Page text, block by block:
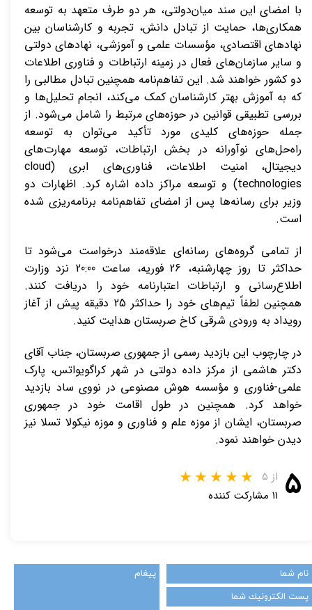
با امضای این سند میان‌دولتی، هر دو طرف متعهد به توسعه
همکاری‌ها، حمایت از تبادل دانش، تجربه و کارشناسان بین
نهادهای اقتصادی، مؤسسات علمی و آموزشی، نهادهای دولتی
و سایر سازمان‌های فعال در زمینه ارتباطات و فناوری اطلاعات
دو کشور خواهند شد. این تفاهم‌نامه همچنین تبادل مطالبی را
که به آموزش بهتر کارشناسان کمک می‌کند، انجام تحلیل‌ها و
بررسی تطبیقی قوانین در حوزه‌های مرتبط را شامل می‌شود. از
جمله حوزه‌های کلیدی مورد تأکید می‌توان به توسعه
راه‌حل‌های نوآورانه در بخش ارتباطات، توسعه مهارت‌های
دیجیتال، امنیت اطلاعات، فناوری‌های ابری (cloud
technologies) و توسعه مراکز داده اشاره کرد. اظهارات دو
وزیر برای رسانه‌ها پس از امضای تفاهم‌نامه برنامه‌ریزی شده
است.
از تمامی گروه‌های رسانه‌ای علاقه‌مند درخواست می‌شود تا
حداکثر تا روز چهارشنبه، 26 فوریه، ساعت 20:00 نزد وزارت
اطلاع‌رسانی و ارتباطات اعتبارنامه خود را دریافت کنند.
همچنین لطفاً تیم‌های خود را حداکثر 25 دقیقه پیش از آغاز
رویداد به ورودی شرقی کاخ صربستان هدایت کنید.
در چارچوب این بازدید رسمی از جمهوری صربستان، جناب آقای
دکتر هاشمی از مرکز داده دولتی در شهر کراگویواتس، پارک
علمی-فناوری و مؤسسه هوش مصنوعی در نووی ساد بازدید
خواهد کرد. همچنین در طول اقامت خود در جمهوری
صربستان، ایشان از موزه علم و فناوری و موزه نیکولا تسلا نیز
دیدن خواهند نمود.
۵ از ۵
۱۱ مشارکت کننده